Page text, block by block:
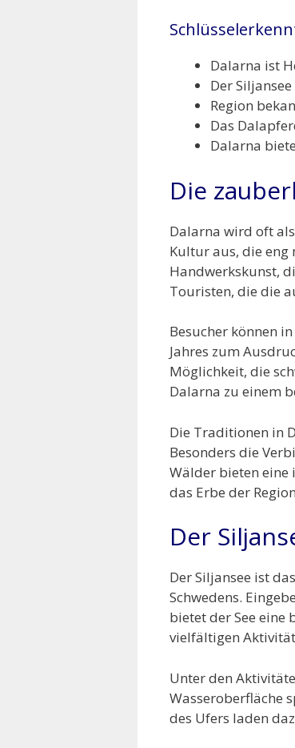
Dalarna ist
Der
Region
Das
Dalarna
Die
Dalarna wird oft
Kultur aus, die
Handwerkskunst,
Touristen, die die
Besucher können
Jahres zum
Möglichkeit, die
Dalarna zu einem
Die Traditionen in
Besonders die
Wälder bieten eine
das Erbe der
Der
Der Siljansee ist
Schwedens.
bietet der See eine
vielfältigen
Unter den
Wasseroberfläche
des Ufers laden